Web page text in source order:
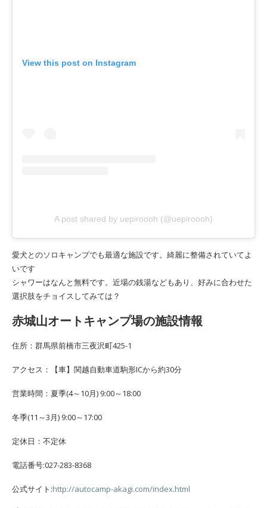
View this post on Instagram
A post shared by uepiroooh (@uepiroooh)
愛犬とのソロキャンプでも最適な施設です。綺麗に整備されていてよ
いです
シャワーはなんと無料です。近場の銭湯などもあり、好みに合わせた
選択肢をチョイスしてみては？
赤城山オートキャンプ場の施設情報
住所：群馬県前橋市三夜沢町425-1
アクセス：【車】関越自動車道駒形ICから約30分
営業時間：夏季(4～10月) 9:00～18:00
冬季(11～3月) 9:00～17:00
定休日：不定休
電話番号:027-283-8368
公式サイト:http://autocamp-akagi.com/index.html